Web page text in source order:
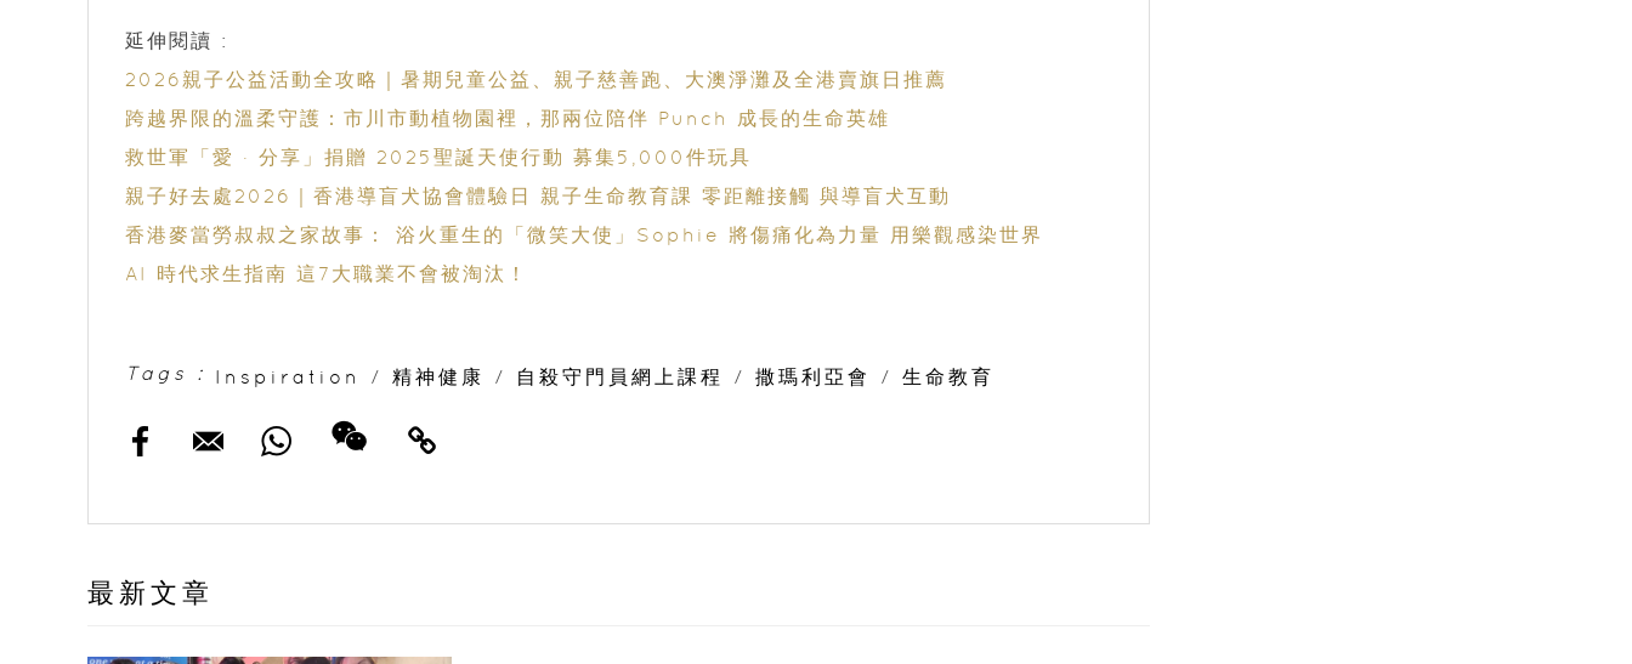
延伸閱讀 :
2026親子公益活動全攻略｜暑期兒童公益、親子慈善跑、大澳淨灘及全港賣旗日推薦
跨越界限的溫柔守護：市川市動植物園裡，那兩位陪伴 Punch 成長的生命英雄
救世軍「愛 · 分享」捐贈 2025聖誕天使行動 募集5,000件玩具
親子好去處2026｜香港導盲犬協會體驗日 親子生命教育課 零距離接觸 與導盲犬互動
香港麥當勞叔叔之家故事： 浴火重生的「微笑大使」Sophie 將傷痛化為力量 用樂觀感染世界
AI 時代求生指南 這7大職業不會被淘汰！
Tags : Inspiration / 精神健康 / 自殺守門員網上課程 / 撒瑪利亞會 / 生命教育
最新文章